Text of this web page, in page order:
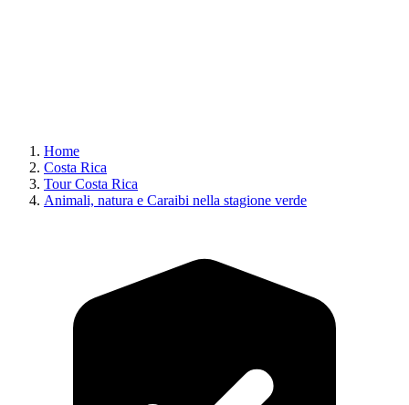
Home
Costa Rica
Tour Costa Rica
Animali, natura e Caraibi nella stagione verde